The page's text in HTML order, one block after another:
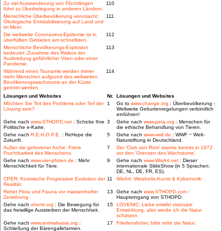
Zu viel Auswanderung von Flüchtlingen
führt zu Überbelegung in anderen Ländern.
110
Menschliche Überbevölkerung verursacht:
Ökologische Entstabilisierung auf Land und
im Meer.
111
Die weltweite Coronavirus-Epidemie ist in
überfüllten Gebieten am schnellsten.
112
Menschliche Bevölkerungs-Explosion
bedeutet: Zunahme des Risikos der
Ausbreitung gefährlicher Viren oder einer
Pandemie.
113
Während eines Tsunamis werden immer
mehr Menschen aufgrund des weltweiten
Bevölkerungswachstums an der Küste
getötet werden.
114
Lösungen und Websites Nr. Lösungen und Websites
Möchten Sie Teil des Problems oder Teil der
Lösung sein?
1 Go to www.change.org : Überbevölkerung -
Weltweite Geburtenregelungen verbindlich
einführen!
Gehe nach www.STHOPD.net : Schicke Ihre
Politische e-Karte.
3 Gehe nach www.peta.org : Menschen für
die ethische Behandlung von Tieren.
Gehe nach R.E.H.O.P.E. : ReHope die
Zukunft.
5 Gehe nach www.wwf.de : WWF ~ Welt-
Naturstiftung in Deutschland.
Außer die gefrorener Arche: Friere
Fruchtbarkeit des Menschens.
7
Der 'Club von Rom' warnte bereits in 1972
vor den 'Grenzen des Wachstums'.
Gehe nach www.vier-pfoten.de : Mehr
Menschlichkeit für Tiere.
9 Gehe nach www.WisArt.net : Dieser
internationale SlideShow (in 5 Sprachen:
DE, NL, DE, FR, ES).
CPER: Kosmische Progressive Evolution der
Realität.
11 WisArt: Weisheits-Kunst & Kybernetik.
Rettet Flora und Fauna vor massenhafter
Zerstörung.
13 Gehe nach www.STHOPD.com :
Haupteingang von STHOPD.
Gehe nach vhemt.org : Die Bewegung für
das freiwillige Aussterben der Menschheit.
15
LOVENIC: Liebe erwirbt visionäre
Entwicklung, also werde ich die Natur
schätzen.
Gehe nach www.animalsasia.org :
Schließung der Bärengallefarmen.
17 Friedenshüter, bitte rette die Natur.